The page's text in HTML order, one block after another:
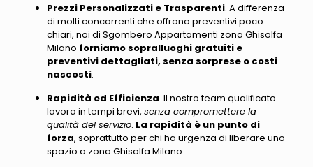
Prezzi Personalizzati e Trasparenti. A differenza
di molti concorrenti che offrono preventivi poco
chiari, noi di Sgombero Appartamenti zona Ghisolfa
Milano forniamo sopralluoghi gratuiti e
preventivi dettagliati, senza sorprese o costi
nascosti.
Rapidità ed Efficienza. Il nostro team qualificato
lavora in tempi brevi, senza compromettere la
qualità del servizio. La rapidità è un punto di
forza, soprattutto per chi ha urgenza di liberare uno
spazio a zona Ghisolfa Milano.